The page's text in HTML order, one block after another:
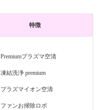
特徴
Premiumプラズマ空清
凍結洗浄 premium
プラズマイオン空清
ファンお掃除ロボ